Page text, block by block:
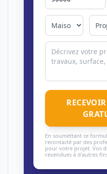
En soumettant ce
recontacté par des
pour votre projet. Vos
revendues à d'autres